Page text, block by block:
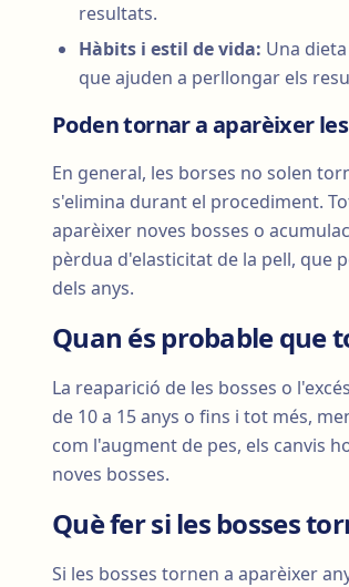
resultats.
Hàbits i estil de vida: Una
que ajuden a perllongar els
Poden tornar a aparèixer
En general, les borses no solen
s'elimina durant el procediment.
aparèixer noves bosses o
pèrdua d'elasticitat de la pell, que
dels anys.
Quan és probable que
La reaparició de les bosses o
de 10 a 15 anys o fins i tot més,
com l'augment de pes, els canvis
noves bosses.
Què fer si les bosses
Si les bosses tornen a aparèixer